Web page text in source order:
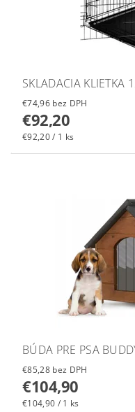
SKLADACIA KLIETKA
€74,96 bez DPH
€92,20
€92,20 / 1 ks
BÚDA PRE PSA
€85,28 bez DPH
€104,90
€104,90 / 1 ks